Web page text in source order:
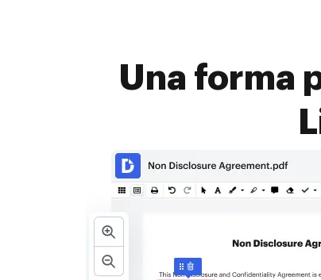
Una forma